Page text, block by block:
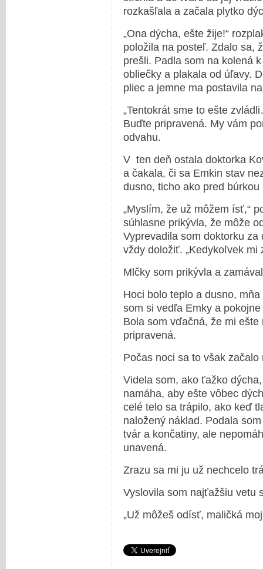
rozkašľala a začala plytko
„Ona dýcha, ešte žije!“
položila na posteľ. Zdalo sa,
prešli. Padla som na kolená
obliečky a plakala od úľavy.
pliec a jemne ma postavila
„Tentokrát sme to ešte
Buďte pripravená. My vám
odvahu.
V ten deň ostala doktorka
a čakala, či sa Emkin stav
dusno, ticho ako pred
„Myslím, že už môžem ísť,“
súhlasne prikývla, že môže
Vyprevadila som doktorku
vždy doložiť. „Kedykoľvek mi
Mlčky som prikývla a
Hoci bolo teplo a dusno,
som si vedľa Emky a
Bola som vďačná, že mi
pripravená.
Počas noci sa to však začalo
Videla som, ako ťažko
namáha, aby ešte vôbec
celé telo sa trápilo, ako keď
naložený náklad. Podala
tvár a končatiny, ale
unavená.
Zrazu sa mi ju už nechcelo
Vyslovila som najťažšiu vetu
„Už môžeš odísť, maličká